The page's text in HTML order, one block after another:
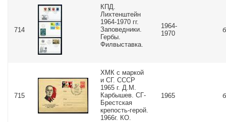
714
КПД.
Лихтенштейн
1964-1970 гг.
Заповедники.
Гербы.
Филвыставка.
1964-
1970
715
ХМК с маркой
и СГ. СССР
1965 г. Д.М.
Карбышев. СГ-
Брестская
крепость-герой.
1966г. КО.
1965